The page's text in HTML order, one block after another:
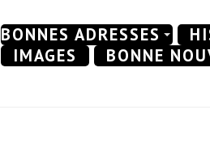
BONNES ADRESSES
IMAGES
BONNE